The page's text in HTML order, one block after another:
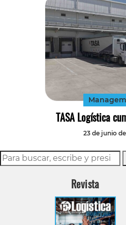
TASA Logística
23 de junio
Revista